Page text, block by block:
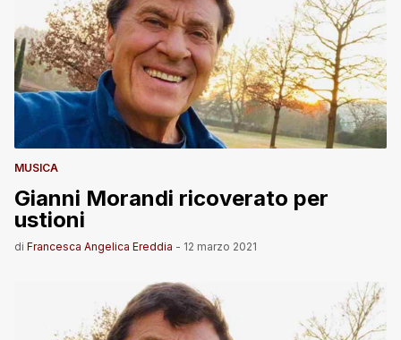
MUSICA
Gianni Morandi ricoverato per
ustioni
di Francesca Angelica Ereddia - 12 marzo 2021